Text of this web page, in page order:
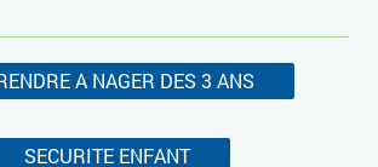
A NAGER DES 3 ANS
SECURITE ENFANT